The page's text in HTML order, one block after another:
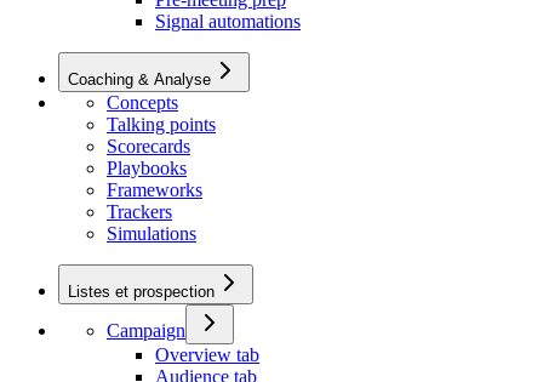
Signal automations
Coaching & Analyse
Concepts
Talking points
Scorecards
Playbooks
Frameworks
Trackers
Simulations
Listes et prospection
Campaign
Overview tab
Audience tab